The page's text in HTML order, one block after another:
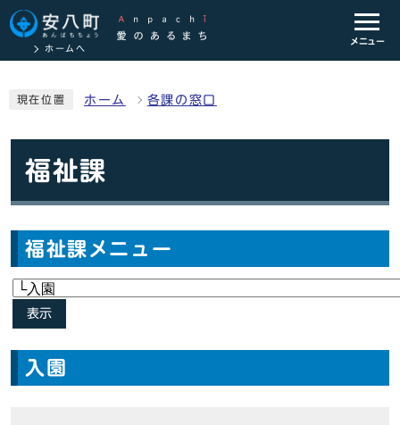
ホームへ
メニュー
現在位置 ホーム 各課の窓口
福祉課
福祉課メニュー
表示
入園